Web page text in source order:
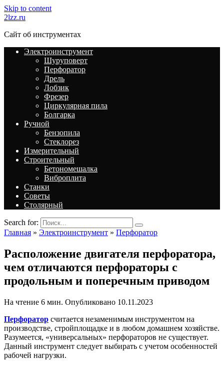
Skip to content
2lzz.ru
Сайт об инструментах
Электроинструмент
Шуруповерт
Перфоратор
Дрель
Лобзик
Фрезер
Циркулярная пила
Болгарка
Ручной
Бензопила
Стеклорез
Измерительный
Строительный
Бетономешалка
Виброплита
Станки
Советы
Столярный
Search for:
Главная » Электроинструмент » Перфоратор
Расположение двигателя перфоратора,
чем отличаются перфораторы с
продольным и поперечным приводом
На чтение 6 мин. Опубликовано 10.11.2023
Перфоратор считается незаменимым инструментом на
производстве, стройплощадке и в любом домашнем хозяйстве.
Разумеется, «универсальных» перфораторов не существует.
Данный инструмент следует выбирать с учетом особенностей
рабочей нагрузки.